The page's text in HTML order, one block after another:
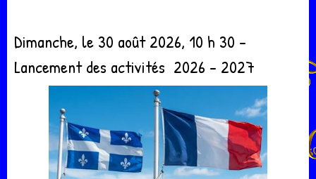
Dimanche, le 30 août 2026, 10 h 30 -
Lancement des activités 2026 - 2027